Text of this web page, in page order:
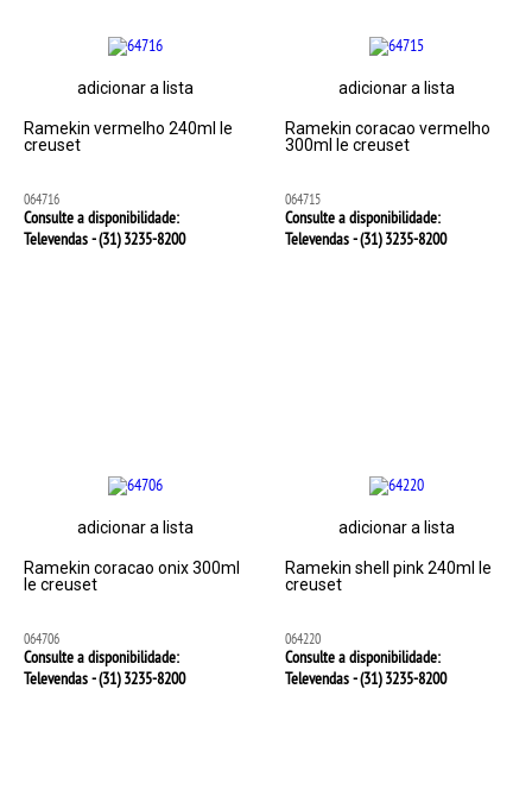
adicionar a lista
Ramekin vermelho 240ml le
creuset
064716
Consulte a disponibilidade:
Televendas - (31)3235-8200
adicionar a lista
Ramekin coracao vermelho
300ml le creuset
064715
Consulte a disponibilidade:
Televendas - (31)3235-8200
adicionar a lista
Ramekin coracao onix 300ml
le creuset
064706
Consulte a disponibilidade:
Televendas - (31)3235-8200
adicionar a lista
Ramekin shell pink 240ml le
creuset
064220
Consulte a disponibilidade:
Televendas - (31)3235-8200